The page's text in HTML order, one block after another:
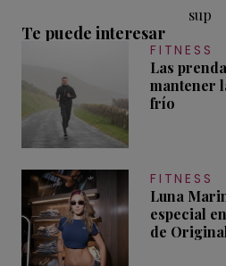
sup
Te puede interesar
FITNESS
Las
mantener
frío
FITNESS
Luna
especial
de